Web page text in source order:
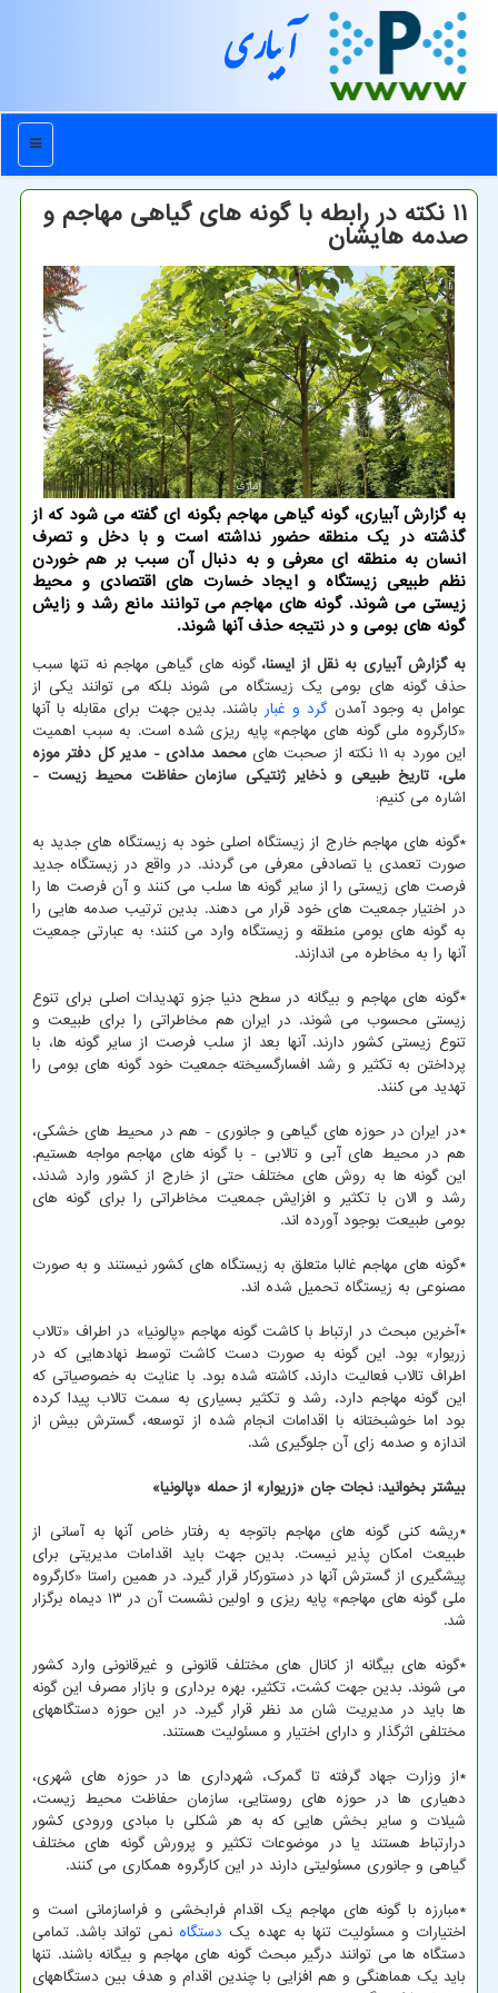
آبیاری
منو
۱۱ نکته در رابطه با گونه های گیاهی مهاجم و
صدمه هایشان
به گزارش آبیاری، گونه گیاهی مهاجم بگونه ای گفته می شود که از
گذشته در یک منطقه حضور نداشته است و با دخل و تصرف
انسان به منطقه ای معرفی و به دنبال آن سبب بر هم خوردن
نظم طبیعی زیستگاه و ایجاد خسارت های اقتصادی و محیط
زیستی می شوند. گونه های مهاجم می توانند مانع رشد و زایش
گونه های بومی و در نتیجه حذف آنها شوند.
به گزارش آبیاری به نقل از ایسنا،گونه های گیاهی مهاجم نه تنها سبب
حذف گونه های بومی یک زیستگاه می شوند بلکه می توانند یکی از
عوامل به وجود آمدنگرد و غبار باشند. بدین جهت برای مقابله با آنها
«کارگروه ملی گونه های مهاجم» پایه ریزی شده است. به سبب اهمیت
این مورد به ۱۱ نکته از صحبت های
محمد مدادی - مدیر کل دفتر موزه
ملی، تاریخ طبیعی و ذخایر ژنتیکی سازمان حفاظت محیط زیست -
اشاره می کنیم:
*گونه های مهاجم خارج از زیستگاه اصلی خود به زیستگاه های جدید به
صورت تعمدی یا تصادفی معرفی می گردند. در واقع در زیستگاه جدید
فرصت های زیستی را از سایر گونه ها سلب می کنند و آن فرصت ها را
در اختیار جمعیت های خود قرار می دهند. بدین ترتیب صدمه هایی را
به گونه های بومی منطقه و زیستگاه وارد می کنند؛ به عبارتی جمعیت
آنها را به مخاطره می اندازند.
*گونه های مهاجم و بیگانه در سطح دنیا جزو تهدیدات اصلی برای تنوع
زیستی محسوب می شوند. در ایران هم مخاطراتی را برای طبیعت و
تنوع زیستی کشور دارند. آنها بعد از سلب فرصت از سایر گونه ها، با
پرداختن به تکثیر و رشد افسارگسیخته جمعیت خود گونه های بومی را
تهدید می کنند.
*در ایران در حوزه های گیاهی و جانوری - هم در محیط های خشکی،
هم در محیط های آبی و تالابی - با گونه های مهاجم مواجه هستیم.
این گونه ها به روش های مختلف حتی از خارج از کشور وارد شدند،
رشد و الان با تکثیر و افزایش جمعیت مخاطراتی را برای گونه های
بومی طبیعت بوجود آورده اند.
*گونه های مهاجم غالبا متعلق به زیستگاه های کشور نیستند و به صورت
مصنوعی به زیستگاه تحمیل شده اند.
*آخرین مبحث در ارتباط با کاشت گونه مهاجم «پالونیا» در اطراف «تالاب
زریوار» بود. این گونه به صورت دست کاشت توسط نهادهایی که در
اطراف تالاب فعالیت دارند، کاشته شده بود. با عنایت به خصوصیاتی که
این گونه مهاجم دارد، رشد و تکثیر بسیاری به سمت تالاب پیدا کرده
بود اما خوشبختانه با اقدامات انجام شده از توسعه، گسترش بیش از
اندازه و صدمه زای آن جلوگیری شد.
بیشتر بخوانید: نجات جان «زریوار» از حمله «پالونیا»
*ریشه کنی گونه های مهاجم باتوجه به رفتار خاص آنها به آسانی از
طبیعت امکان پذیر نیست. بدین جهت باید اقدامات مدیریتی برای
پیشگیری از گسترش آنها در دستورکار قرار گیرد. در همین راستا «کارگروه
ملی گونه های مهاجم» پایه ریزی و اولین نشست آن در ۱۳ دیماه برگزار
شد.
*گونه های بیگانه از کانال های مختلف قانونی و غیرقانونی وارد کشور
می شوند. بدین جهت کشت، تکثیر، بهره برداری و بازار مصرف این گونه
ها باید در مدیریت شان مد نظر قرار گیرد. در این حوزه دستگاههای
مختلفی اثرگذار و دارای اختیار و مسئولیت هستند.
*از وزارت جهاد گرفته تا گمرک، شهرداری ها در حوزه های شهری،
دهیاری ها در حوزه های روستایی، سازمان حفاظت محیط زیست،
شیلات و سایر بخش هایی که به هر شکلی با مبادی ورودی کشور
درارتباط هستند یا در موضوعات تکثیر و پرورش گونه های مختلف
گیاهی و جانوری مسئولیتی دارند در این کارگروه همکاری می کنند.
*مبارزه با گونه های مهاجم یک اقدام فرابخشی و فراسازمانی است و
اختیارات و مسئولیت تنها به عهده یک دستگاه نمی تواند باشد. تمامی
دستگاه ها می توانند درگیر مبحث گونه های مهاجم و بیگانه باشند. تنها
باید یک هماهنگی و هم افزایی با چندین اقدام و هدف بین دستگاههای